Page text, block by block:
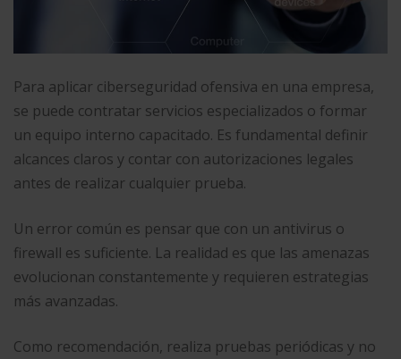
Para aplicar ciberseguridad ofensiva en una empresa,
se puede contratar servicios especializados o formar
un equipo interno capacitado. Es fundamental definir
alcances claros y contar con autorizaciones legales
antes de realizar cualquier prueba.
Un error común es pensar que con un antivirus o
firewall es suficiente. La realidad es que las amenazas
evolucionan constantemente y requieren estrategias
más avanzadas.
Como recomendación, realiza pruebas periódicas y no